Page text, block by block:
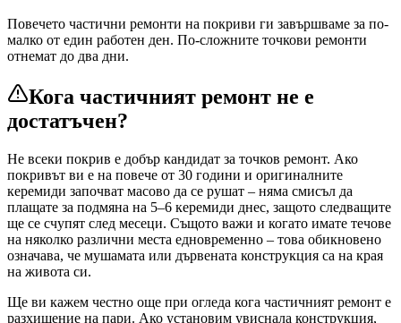
Повечето частични ремонти на покриви ги завършваме за по-
малко от един работен ден. По-сложните точкови ремонти
отнемат до два дни.
Кога частичният ремонт не е
достатъчен?
Не всеки покрив е добър кандидат за точков ремонт. Ако
покривът ви е на повече от 30 години и оригиналните
керемиди започват масово да се рушат – няма смисъл да
плащате за подмяна на 5–6 керемиди днес, защото следващите
ще се счупят след месеци. Същото важи и когато имате течове
на няколко различни места едновременно – това обикновено
означава, че мушамата или дървената конструкция са на края
на живота си.
Ще ви кажем честно още при огледа кога частичният ремонт е
разхищение на пари. Ако установим увиснала конструкция,